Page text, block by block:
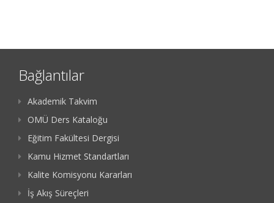
Bağlantılar
Akademik Takvim
OMÜ Ders Kataloğu
Eğitim Fakültesi Dergisi
Kamu Hizmet Standartları
Kalite Komisyonu Kararları
İş Akış Süreçleri